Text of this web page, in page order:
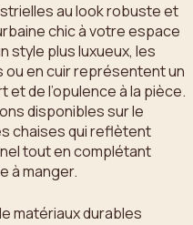
au look robuste et
chic à votre espace
style plus luxueux, les
en cuir représentent un
de l’opulence à la pièce.
disponibles sur le
chaises qui reflètent
tout en complétant
à manger.
matériaux durables